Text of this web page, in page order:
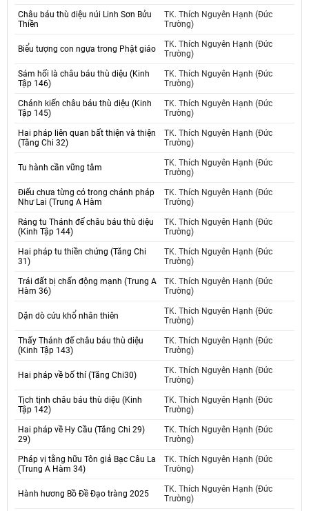
Châu báu thù diệu núi Linh Sơn Bửu
Thiền
TK. Thích Nguyên Hạnh (Đức
Trường)
Biểu tượng con ngựa trong Phật giáo
TK. Thích Nguyên Hạnh (Đức
Trường)
Sám hối là châu báu thù diệu (Kinh
Tập 146)
TK. Thích Nguyên Hạnh (Đức
Trường)
Chánh kiến châu báu thù diệu (Kinh
Tập 145)
TK. Thích Nguyên Hạnh (Đức
Trường)
Hai pháp liên quan bất thiện và thiện
(Tăng Chi 32)
TK. Thích Nguyên Hạnh (Đức
Trường)
Tu hành cần vững tâm
TK. Thích Nguyên Hạnh (Đức
Trường)
Điếu chưa từng có trong chánh pháp
Như Lai (Trung A Hàm
TK. Thích Nguyên Hạnh (Đức
Trường)
Ráng tu Thánh đế châu báu thù diệu
(Kinh Tập 144)
TK. Thích Nguyên Hạnh (Đức
Trường)
Hai pháp tu thiền chứng (Tăng Chi
31)
TK. Thích Nguyên Hạnh (Đức
Trường)
Trái đất bị chấn động mạnh (Trung A
Hàm 36)
TK. Thích Nguyên Hạnh (Đức
Trường)
Dặn dò cứu khổ nhân thiên
TK. Thích Nguyên Hạnh (Đức
Trường)
Thấy Thánh đế châu báu thù diệu
(Kinh Tập 143)
TK. Thích Nguyên Hạnh (Đức
Trường)
Hai pháp về bố thí (Tăng Chi30)
TK. Thích Nguyên Hạnh (Đức
Trường)
Tịch tịnh châu báu thù diệu (Kinh
Tập 142)
TK. Thích Nguyên Hạnh (Đức
Trường)
Hai pháp về Hy Cầu (Tăng Chi 29)
29)
TK. Thích Nguyên Hạnh (Đức
Trường)
Pháp vị tằng hữu Tôn giả Bạc Câu La
(Trung A Hàm 34)
TK. Thích Nguyên Hạnh (Đức
Trường)
Hành hương Bồ Đề Đạo tràng 2025
TK. Thích Nguyên Hạnh (Đức
Trường)